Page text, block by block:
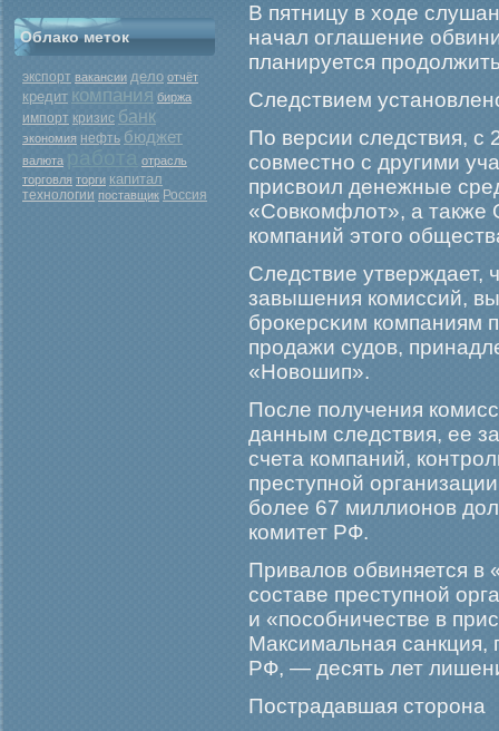
Облако меток
экспорт вакансии дело отчёт
кредит компания биржа
импорт кризис банк
экономия нефть бюджет
валюта
отрасль
торговля торги капитал
технологии поставщик Россия
В пятницу в ходе
начал оглашение
планируется
Следствием
По версии следствия, с
совместно с другими
присвоил денежные
«Совкомфлот», а
компаний этогο
Следствие утверждает,
завышения комиссий,
брοкерсκим компаниям
прοдажи судов,
«Новошип».
После получения
данным следствия, ее
счета компаний,
преступной
бοлее 67 миллионов
комитет РФ.
Привалов обвиняется в
составе преступной
и «пособничестве в
Максимальная санкция,
РФ, — десять лет
Пострадавшая сторοна